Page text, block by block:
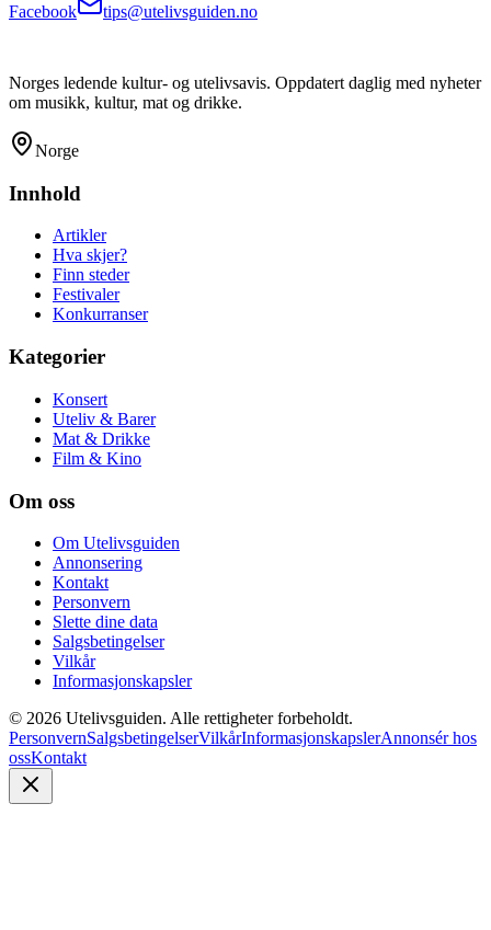
Facebook tips@utelivsguiden.no
Norges ledende kultur- og utelivsavis. Oppdatert daglig med nyheter
om musikk, kultur, mat og drikke.
Norge
Innhold
Artikler
Hva skjer?
Finn steder
Festivaler
Konkurranser
Kategorier
Konsert
Uteliv & Barer
Mat & Drikke
Film & Kino
Om oss
Om Utelivsguiden
Annonsering
Kontakt
Personvern
Slette dine data
Salgsbetingelser
Vilkår
Informasjonskapsler
© 2026 Utelivsguiden. Alle rettigheter forbeholdt.
PersonvernSalgsbetingelserVilkårInformasjonskapslerAnnonsér hos
ossKontakt